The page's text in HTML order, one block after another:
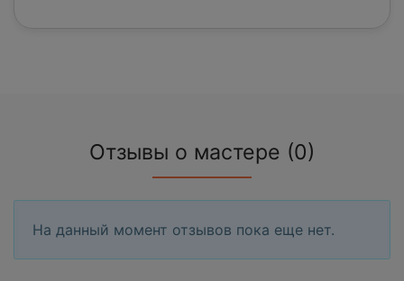
Отзывы о мастере (0)
На данный момент отзывов пока еще нет.